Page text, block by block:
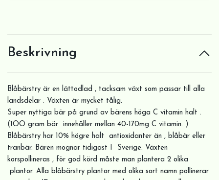
Beskrivning
Blåbärstry är en lättodlad , tacksam växt som passar till alla
landsdelar . Växten är mycket tålig.
Super nyttiga bär på grund av bärens höga C vitamin halt .
(1OO gram bär innehåller mellan 40-170mg C vitamin. )
Blåbärstry har 10% högre halt antioxidanter än , blåbär eller
tranbär. Bären mognar tidigast I Sverige. Växten
korspollineras , för god körd måste man plantera 2 olika
plantor. Alla blåbärstry plantor med olika sort namn pollinerar